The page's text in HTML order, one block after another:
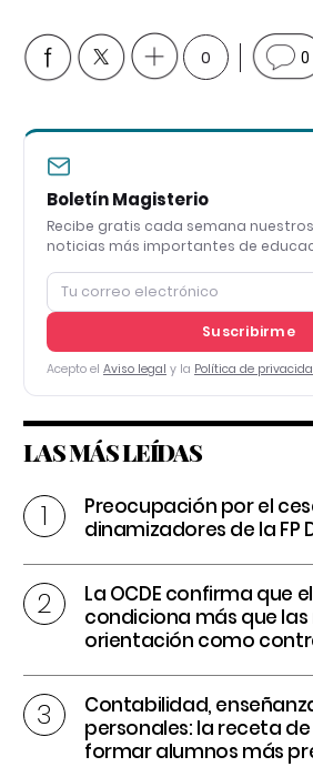
0 0
Boletín Magisterio
Recibe gratis cada semana
noticias más importantes de
Suscribirme
Acepto el Aviso legal y la Política de
LAS MÁS LEÍDAS
Preocupación por el
dinamizadores de la FP
La OCDE confirma que
condiciona más que
orientación como
Contabilidad,
personales: la receta
formar alumnos más